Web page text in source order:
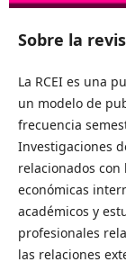
Sobre la
La RCEI es una
un modelo de
frecuencia
Investigaciones
relacionados
económicas
académicos y
profesionales
las relaciones